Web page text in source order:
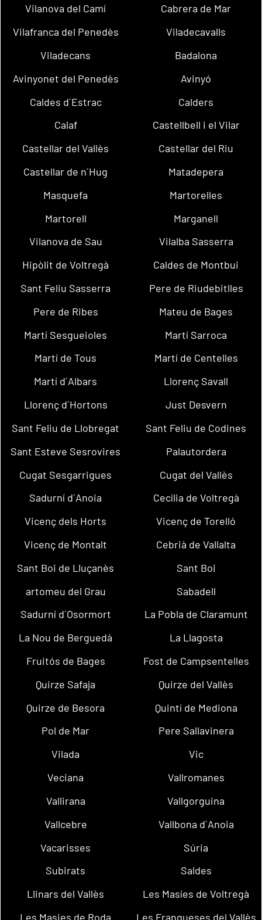
Vilanova del Camí
Cabrera de Mar
Vilafranca del Penedès
Viladecavalls
Viladecans
Badalona
Avinyonet del Penedès
Avinyó
Caldes d´Estrac
Calders
Calaf
Castellbell i el Vilar
Castellar del Vallès
Castellar del Riu
Castellar de n´Hug
Matadepera
Masquefa
Martorelles
Martorell
Marganell
Vilanova de Sau
Vilalba Sasserra
Hipòlit de Voltregà
Caldes de Montbui
Sant Feliu Sasserra
Pere de Riudebitlles
Pere de Ribes
Mateu de Bages
Martí Sesgueioles
Martí Sarroca
Martí de Tous
Martí de Centelles
Martí d´Albars
Llorenç Savall
Llorenç d´Hortons
Just Desvern
Sant Feliu de Llobregat
Sant Feliu de Codines
Sant Esteve Sesrovires
Palautordera
Cugat Sesgarrigues
Cugat del Vallès
Sadurní d´Anoia
Cecília de Voltregà
Vicenç dels Horts
Vicenç de Torelló
Vicenç de Montalt
Cebrià de Vallalta
Sant Boi de Lluçanès
Sant Boi
artomeu del Grau
Sabadell
Sadurní d´Osormort
La Pobla de Claramunt
La Nou de Berguedà
La Llagosta
Fruitós de Bages
Fost de Campsentelles
Quirze Safaja
Quirze del Vallès
Quirze de Besora
Quintí de Mediona
Pol de Mar
Pere Sallavinera
Vilada
Vic
Veciana
Vallromanes
Vallirana
Vallgorguina
Vallcebre
Vallbona d´Anoia
Vacarisses
Súria
Subirats
Saldes
Llinars del Vallès
Les Masíes de Voltregà
Les Masies de Roda
Les Franqueses del Vallès